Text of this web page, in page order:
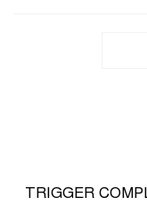
TRIGGER